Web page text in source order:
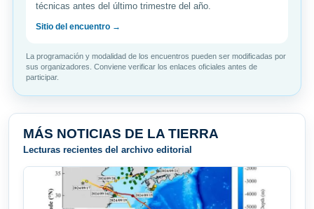
técnicas antes del último trimestre del año.
Sitio del encuentro →
La programación y modalidad de los encuentros pueden ser modificadas por
sus organizadores. Conviene verificar los enlaces oficiales antes de
participar.
MÁS NOTICIAS DE LA TIERRA
Lecturas recientes del archivo editorial